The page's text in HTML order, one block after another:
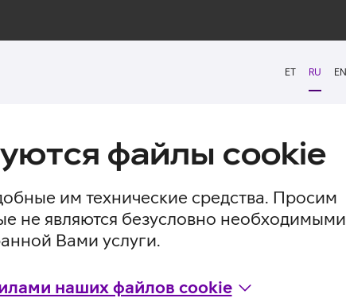
ET RU EN
файлы cookie
им технические средства. Просим
не являются безусловно необходимыми
Вами услуги.
наших файлов cookie